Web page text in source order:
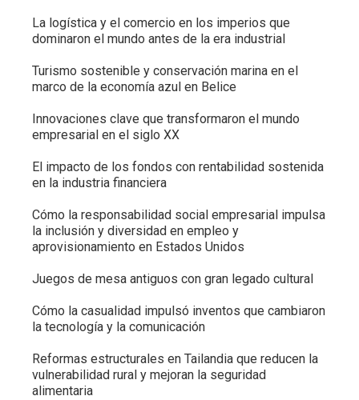
La logística y el comercio en los imperios que
dominaron el mundo antes de la era industrial
Turismo sostenible y conservación marina en el
marco de la economía azul en Belice
Innovaciones clave que transformaron el mundo
empresarial en el siglo XX
El impacto de los fondos con rentabilidad sostenida
en la industria financiera
Cómo la responsabilidad social empresarial impulsa
la inclusión y diversidad en empleo y
aprovisionamiento en Estados Unidos
Juegos de mesa antiguos con gran legado cultural
Cómo la casualidad impulsó inventos que cambiaron
la tecnología y la comunicación
Reformas estructurales en Tailandia que reducen la
vulnerabilidad rural y mejoran la seguridad
alimentaria